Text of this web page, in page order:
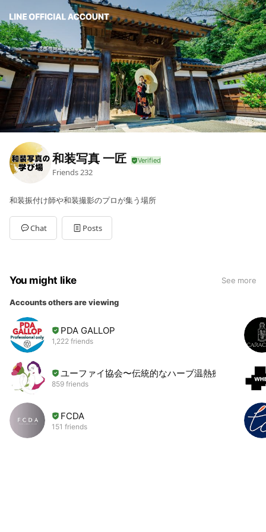
和装写真 一匠
Friends232
和装振付け師や和装撮影のプロが集う場所
Chat Posts
You might like See more
Accounts others are viewing
PDA GALLOP
1,222 friends
ユーファイ協会〜伝統的なハーブ温熱療法〜
859 friends
FCDA
151 friends